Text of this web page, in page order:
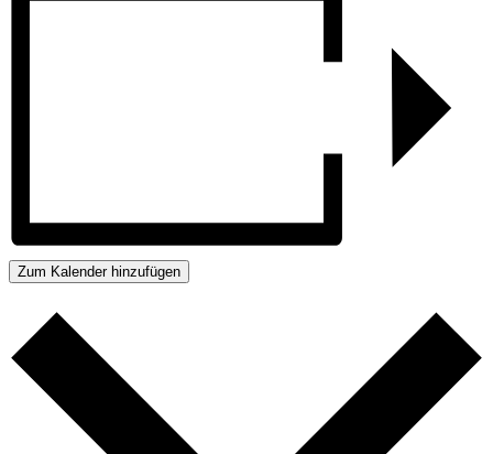
Zum Kalender hinzufügen